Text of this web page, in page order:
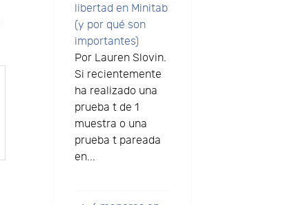
libertad en Minitab
(y por qué son
importantes)
Por Lauren Slovin.
Si recientemente
ha realizado una
prueba t de 1
muestra o una
prueba t pareada
en...